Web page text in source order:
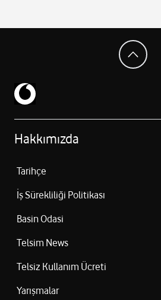
Hakkımızda
Tarihçe
İş Sürekliliği Politikası
Basin Odasi
Telsim News
Telsiz Kullanım Ücreti
Yarışmalar